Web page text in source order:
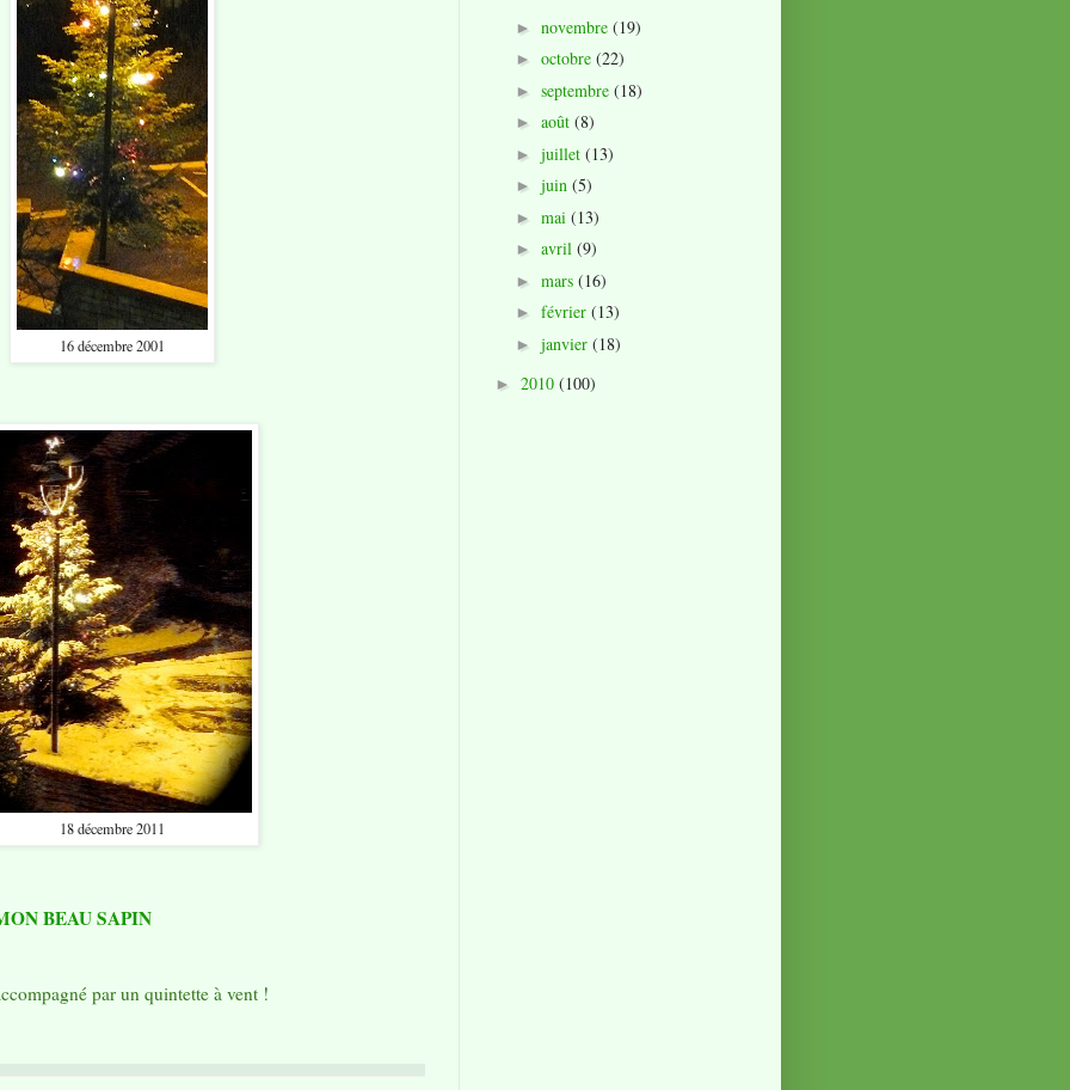
16 décembre 2001
18 décembre 2011
BEAU SAPIN
par un quintette à vent !
► novembre (19)
► octobre (22)
► septembre (18)
► août (8)
► juillet (13)
► juin (5)
► mai (13)
► avril (9)
► mars (16)
► février (13)
► janvier (18)
► 2010 (100)